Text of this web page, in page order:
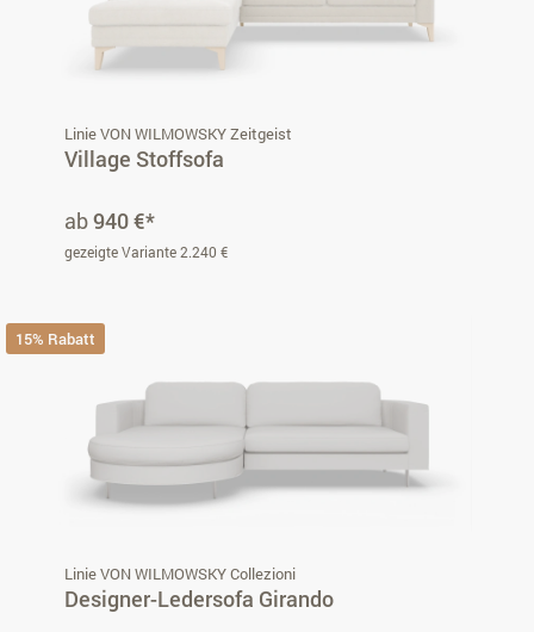
Linie VON WILMOWSKY Zeitgeist
Village Stoffsofa
ab940 €*
gezeigte Variante 2.240 €
15% Rabatt
Linie VON WILMOWSKY Collezioni
Designer-Ledersofa Girando